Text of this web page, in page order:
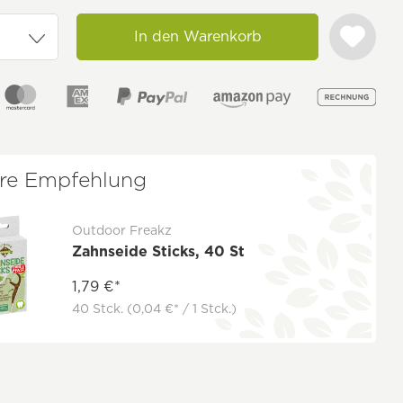
In den Warenkorb
Empfehlung
Outdoor Freakz
Zahnseide Sticks, 40 St
1,79 €*
40 Stck. (0,04 €* / 1 Stck.)